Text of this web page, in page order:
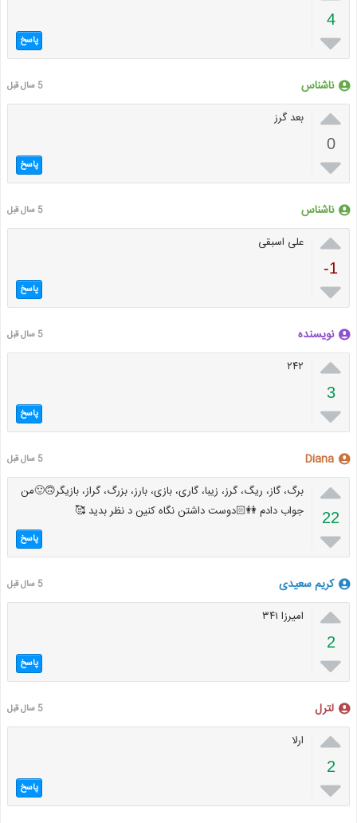
4
 پاسخ
ناشناس 5 سال قبل

0

بعد گرز
پاسخ
ناشناس 5 سال قبل

-1

علی اسبقی
پاسخ
نویسنده 5 سال قبل

3

۲۴۲
پاسخ
Diana 5 سال قبل

22

برگ، گاز، ریگ، گرز، زیبا، گاری، بازی، بارز، بزرگ، گراز، بازیگر🙃🙂من
جواب دادم 👭🏻دوست داشتن نگاه کنین د نظر بدید 🥰
پاسخ
کریم سعیدی 5 سال قبل

2

امیرزا ۳۴۱
پاسخ
لترل 5 سال قبل

2

ارلا
پاسخ